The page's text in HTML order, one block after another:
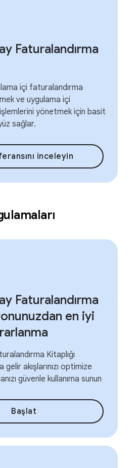
Faturalandırma
içi faturalandırma
ve uygulama içi
yönetmek için basit
sağlar.
inceleyin
Faturalandırma
en iyi
Kitaplığı
akışlarınızı optimize
güvenle kullanıma sunun
Başlat